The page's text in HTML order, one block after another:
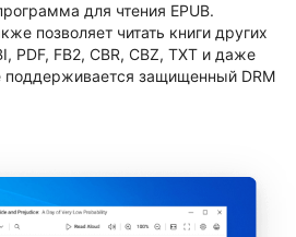
для чтения EPUB.
позволяет читать книги других
PDF, FB2, CBR, CBZ, TXT и даже
поддерживается защищенный DRM